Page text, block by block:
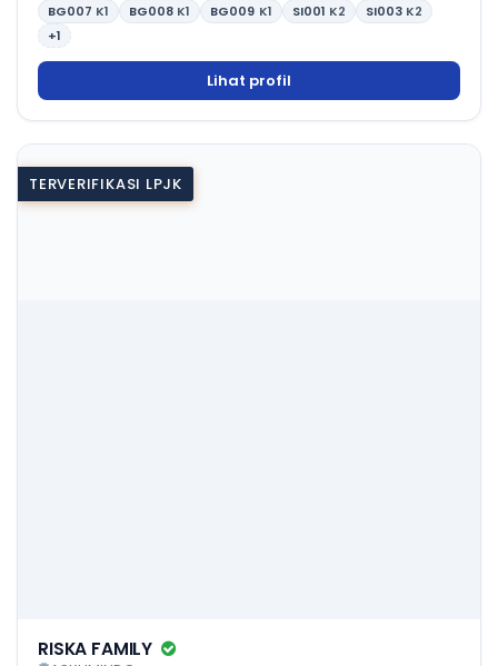
BG007 K1 BG008 K1 BG009 K1 SI001 K2 SI003 K2
+1
Lihat profil
TERVERIFIKASI LPJK
RISKA FAMILY